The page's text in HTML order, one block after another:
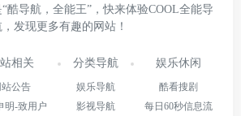
“酷导航，全能王”，快来体验COOL全能导
，发现更多有趣的网站！
相关
站公告
明-致用户
分类导航
娱乐导航
影视导航
娱乐休闲
酷看搜剧
每日60秒信息流